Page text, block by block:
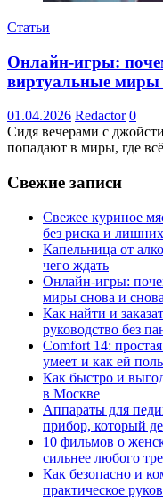
Статьи
Онлайн-игры:
виртуальные миры
01.04.2026 Redactor 0
Сидя вечерами с
попадают в миры, где
Свежие записи
Свежее куриное
без риска и
Капельница от
чего ждать
Онлайн-игры:
миры снова и снова
Как найти и
руководство без
Comfort 14:
умеет и как ей
Как быстро и
в Москве
Аппараты для
прибор, который
10 фильмов о
сильнее любого
Как безопасно и
практическое